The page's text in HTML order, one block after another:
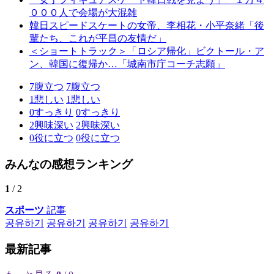
０００人で会場が大混雑
韓日スピードスケートの女帝、李相花・小平奈緒「後
輩たち、これが平昌の友情だ」
＜ショートトラック＞「ロシア帰化」ビクトール・ア
ン、韓国に復帰か…「城南市庁コーチ志願」
7腹立つ 7腹立つ
1悲しい 1悲しい
0すっきり 0すっきり
2興味深い 2興味深い
0役に立つ 0役に立つ
みんなの感想ランキング
1 / 2
スポーツ 記事
공유하기
공유하기 공유하기 공유하기
最新記事